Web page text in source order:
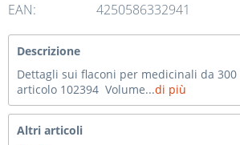
EAN:
4250586332941
Descrizione
Dettagli sui flaconi per medicinali da
articolo 102394 Volume...di più
Altri articoli